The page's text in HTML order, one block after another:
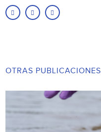
OTRAS PUBLICACIONES